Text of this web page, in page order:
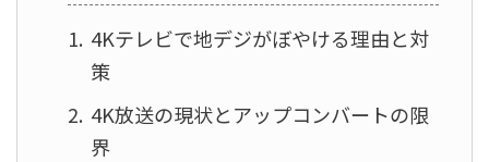
4Kテレビで地デジがぼやける理由と対
策
4K放送の現状とアップコンバートの限
界